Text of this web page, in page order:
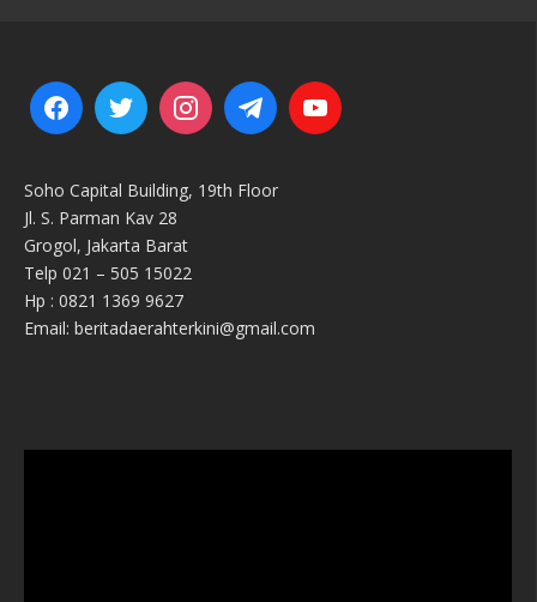
Soho Capital Building, 19th Floor
Jl. S. Parman Kav 28
Grogol, Jakarta Barat
Telp 021 – 505 15022
Hp : 0821 1369 9627
Email: beritadaerahterkini@gmail.com